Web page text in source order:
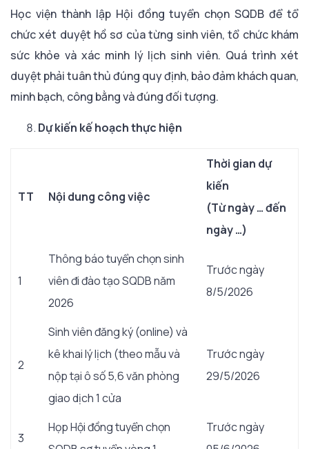
Học viện thành lập Hội đồng tuyển chọn SQDB để tổ
chức xét duyệt hồ sơ của từng sinh viên, tổ chức khám
sức khỏe và xác minh lý lịch sinh viên. Quá trình xét
duyệt phải tuân thủ đúng quy định, bảo đảm khách quan,
minh bạch, công bằng và đúng đối tượng.
Dự kiến kế hoạch thực hiện
TT Nội dung công việc
Thời gian dự
kiến
(Từ ngày … đến
ngày …)
1
Thông báo tuyển chọn sinh
viên đi đào tạo SQDB năm
2026
Trước ngày
8/5/2026
2
Sinh viên đăng ký (online) và
kê khai lý lịch (theo mẫu và
nộp tại ô số 5,6 văn phòng
giao dịch 1 cửa
Trước ngày
29/5/2026
3
Họp Hội đồng tuyển chọn
Trước ngày